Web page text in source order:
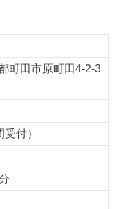
町田市原町田4-2-3
付）